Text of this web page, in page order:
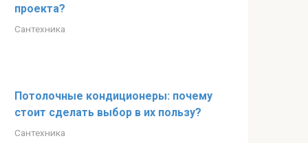
проекта?
Сантехника
Потолочные кондиционеры: почему
стоит сделать выбор в их пользу?
Сантехника